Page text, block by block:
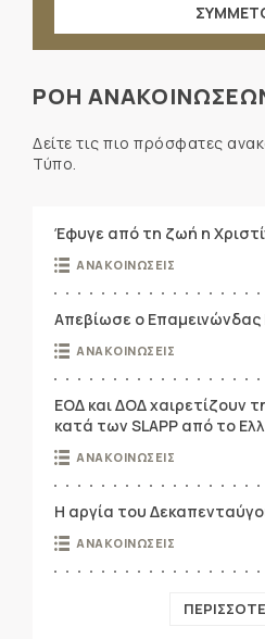
ΡΟΗ
Δείτε τις πιο πρόσφατες
Τύπο.
Έφυγε από τη ζωή η
ΑΝΑΚΟΙΝΩΣΕΙΣ
Απεβίωσε ο
ΑΝΑΚΟΙΝΩΣΕΙΣ
ΕΟΔ και ΔΟΔ χαιρετίζουν
κατά των SLAPP από το
ΑΝΑΚΟΙΝΩΣΕΙΣ
Η αργία του
ΑΝΑΚΟΙΝΩΣΕΙΣ